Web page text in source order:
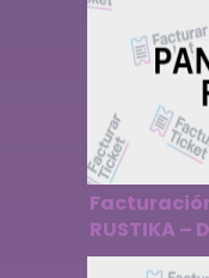
Facturación
RUSTIKA